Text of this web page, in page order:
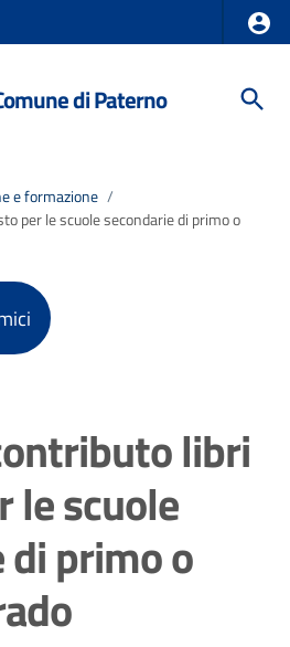
di Paterno
e formazione /
per le scuole secondarie di primo o
libri
le scuole
di primo o